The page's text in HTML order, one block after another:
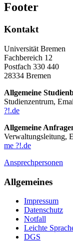
Footer
Kontakt
Universität Bremen
Fachbereich 12
Postfach 330 440
28334 Bremen
Allgemeine
Studienzentrum,
?!.de
Allgemeine
Verwaltungsleitung,
me ?!.de
Ansprechpersonen
Allgemeines
Impressum
Datenschutz
Notfall
Leichte
DGS